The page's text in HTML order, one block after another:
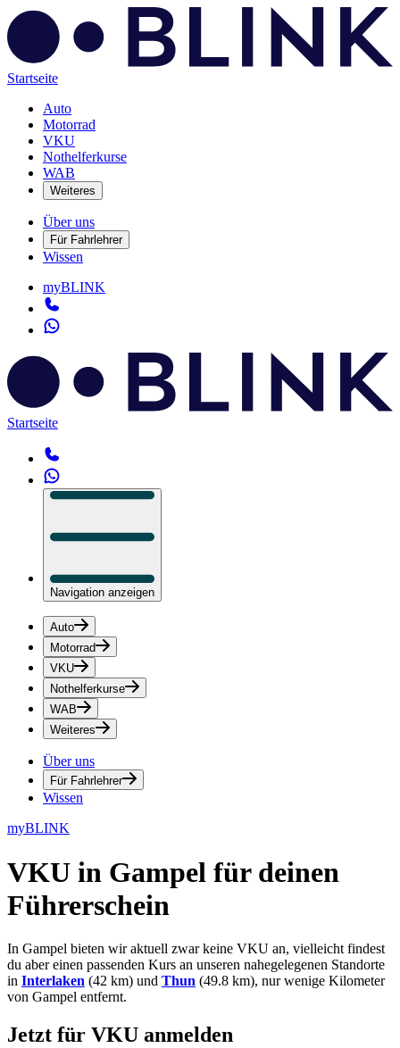
Startseite
Auto
Motorrad
VKU
Nothelferkurse
WAB
Weiteres
Über uns
Für Fahrlehrer
Wissen
myBLINK
Startseite
Navigation anzeigen
Auto
Motorrad
VKU
Nothelferkurse
WAB
Weiteres
Über uns
Für Fahrlehrer
Wissen
myBLINK
VKU in Gampel für deinen
Führerschein
In Gampel bieten wir aktuell zwar keine VKU an, vielleicht findest
du aber einen passenden Kurs an unseren nahegelegenen Standorte
in Interlaken (42 km) und Thun (49.8 km), nur wenige Kilometer
von Gampel entfernt.
Jetzt für VKU anmelden